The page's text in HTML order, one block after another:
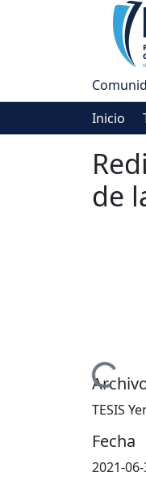
Inicio
de
Cargando...
TESIS
Fecha
2021-